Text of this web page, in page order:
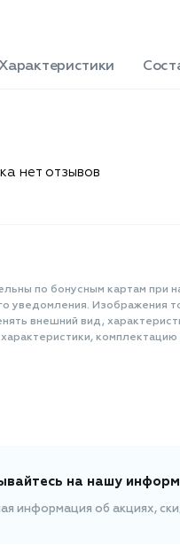
нет отзывов
по бонусным картам при
уведомления. Изображения
внешний вид,
на нашу
информация об акциях,